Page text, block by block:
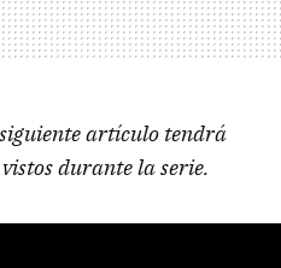
artículo tendrá
durante la serie.